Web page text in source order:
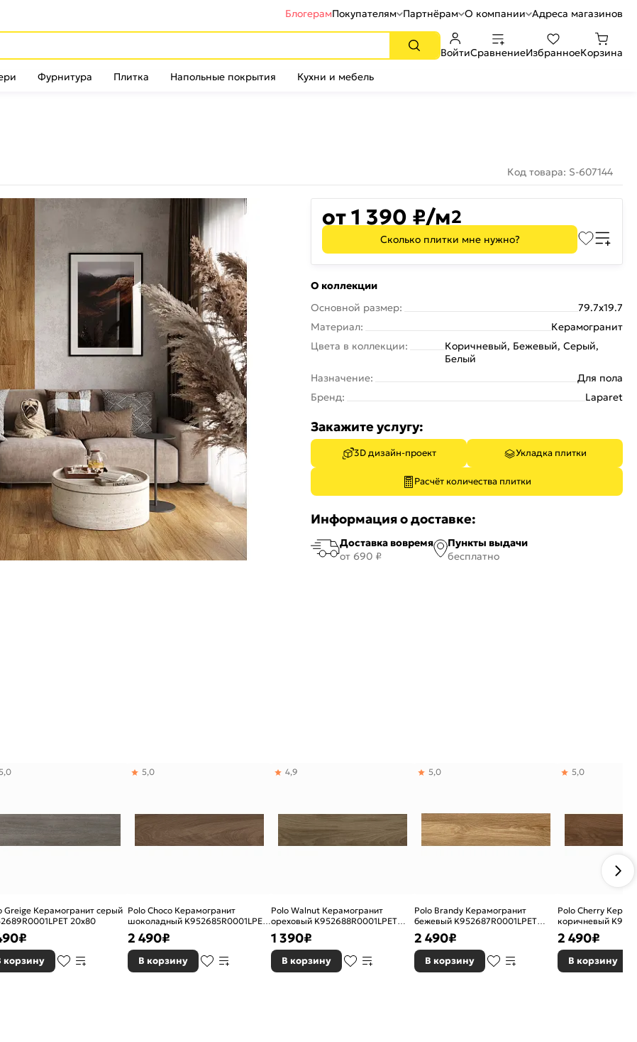
БлогерамПокупателям Партнёрам О компании Адреса магазинов
ВойтиСравнениеИзбранноеКорзина
Фурнитура Плитка Напольные покрытия Кухни и мебель
Код товара: S-607144
от 1 390 ₽/м2
Сколько плитки мне нужно?
О коллекции
Основной размер:
79.7x19.7
Материал:
Керамогранит
Цвета в коллекции:
Коричневый, Бежевый, Серый,
Белый
Назначение:
Для пола
Бренд:
Laparet
Закажите услугу:
3D дизайн-проект Укладка плитки
Расчёт количества плитки
Информация о доставке:
Доставка вовремя
от 690 ₽
Пункты выдачи
бесплатно
Greige Керамогранит серый
20х80
5,0
₽
корзину
Polo Choco Керамогранит
шоколадный K952685R0001LPET
20х80
5,0
2 490₽
В корзину
Polo Walnut Керамогранит
ореховый K952688R0001LPET
20х80
4,9
1 390₽
В корзину
Polo Brandy Керамогранит
бежевый K952687R0001LPET
20х80
5,0
2 490₽
В корзину
Polo Cherry
коричневый
20х80
5,0
2 490₽
В корзину